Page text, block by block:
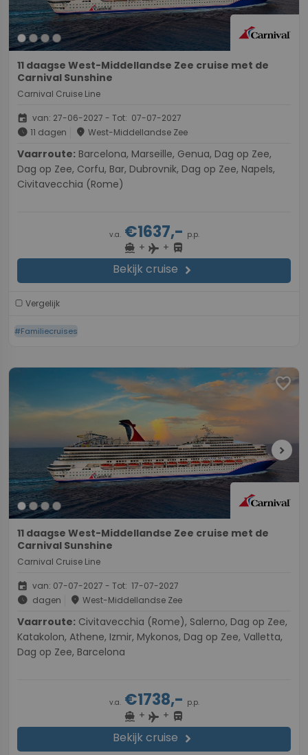
11 daagse West-Middellandse Zee cruise met de
Carnival Sunshine
Carnival Cruise Line
event van: 27-06-2027 - Tot: 07-07-2027
schedule 11 dagen place West-Middellandse Zee
Vaarroute:
Dag op Zee, Corfu, Bar, Dubrovnik, Dag op Zee, Napels,
Civitavecchia (Rome)
v.a.€1637,- p.p.
directions_boat + flight + directions_bus
Bekijk cruise chevron_right
Vergelijk
#Familiecruises
favorite
chevron_right
11 daagse West-Middellandse Zee cruise met de
Carnival Sunshine
Carnival Cruise Line
event van: 07-07-2027 - Tot: 17-07-2027
schedule dagen place West-Middellandse Zee
Vaarroute:
Katakolon, Athene, Izmir, Mykonos, Dag op Zee, Valletta,
Dag op Zee, Barcelona
v.a.€1738,- p.p.
directions_boat + flight + directions_bus
Bekijk cruise chevron_right